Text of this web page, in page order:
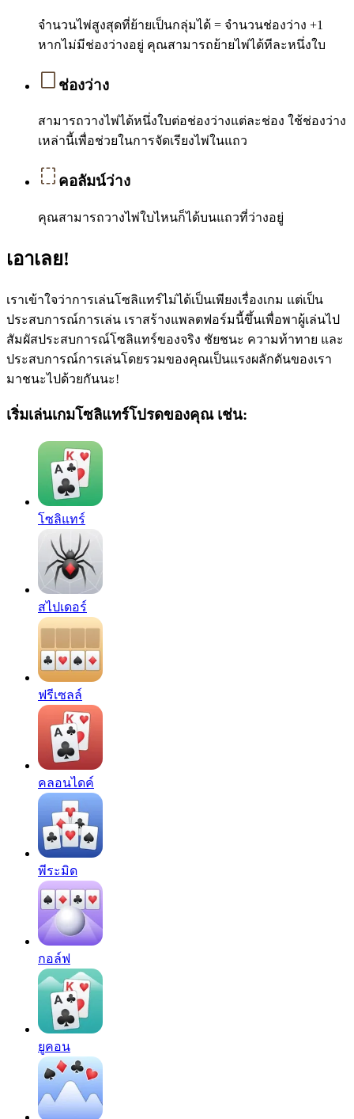
จำนวนไพ่สูงสุดที่ย้ายเป็นกลุ่มได้ = จำนวนช่องว่าง +1
หากไม่มีช่องว่างอยู่ คุณสามารถย้ายไพ่ได้ทีละหนึ่งใบ
ช่องว่าง
สามารถวางไพ่ได้หนึ่งใบต่อช่องว่างแต่ละช่อง ใช้ช่องว่าง
เหล่านี้เพื่อช่วยในการจัดเรียงไพ่ในแถว
คอลัมน์ว่าง
คุณสามารถวางไพ่ใบไหนก็ได้บนแถวที่ว่างอยู่
เอาเลย!
เราเข้าใจว่าการเล่นโซลิแทร์ไม่ได้เป็นเพียงเรื่องเกม แต่เป็น
ประสบการณ์การเล่น เราสร้างแพลตฟอร์มนี้ขึ้นเพื่อพาผู้เล่นไป
สัมผัสประสบการณ์โซลิแทร์ของจริง ชัยชนะ ความท้าทาย และ
ประสบการณ์การเล่นโดยรวมของคุณเป็นแรงผลักดันของเรา
มาชนะไปด้วยกันนะ!
เริ่มเล่นเกมโซลิแทร์โปรดของคุณ เช่น:
โซลิแทร์
สไปเดอร์
ฟรีเซลล์
คลอนไดค์
พีระมิด
กอล์ฟ
ยูคอน